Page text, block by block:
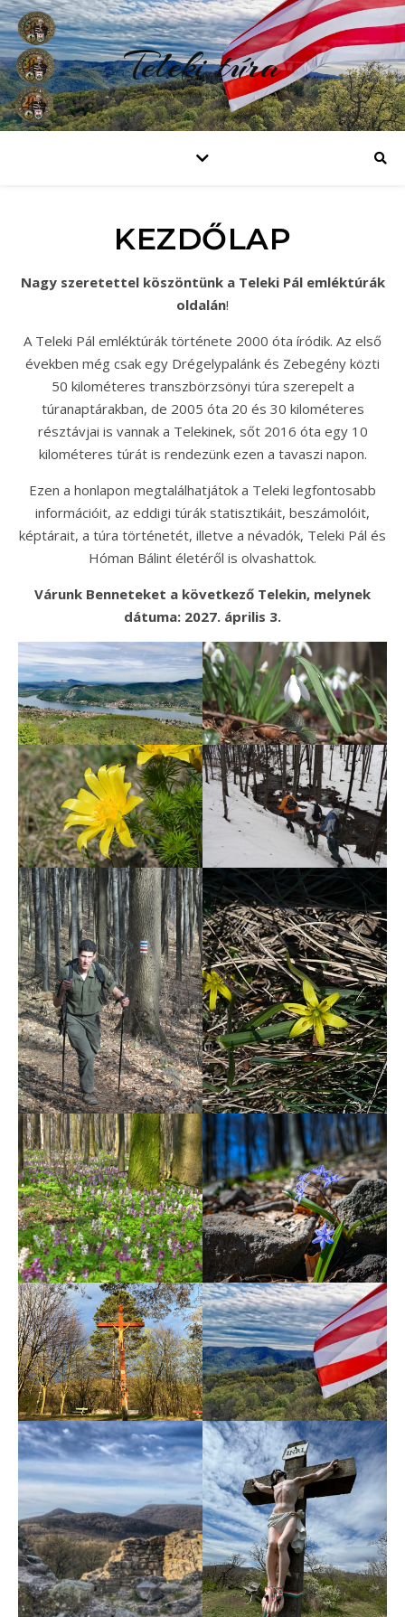
Teleki túra
KEZDŐLAP
Nagy szeretettel köszöntünk a Teleki Pál emléktúrák
oldalán!
A Teleki Pál emléktúrák története 2000 óta íródik. Az első
években még csak egy Drégelypalánk és Zebegény közti
50 kilométeres transzbörzsönyi túra szerepelt a
túranaptárakban, de 2005 óta 20 és 30 kilométeres
résztávjai is vannak a Telekinek, sőt 2016 óta egy 10
kilométeres túrát is rendezünk ezen a tavaszi napon.
Ezen a honlapon megtalálhatjátok a Teleki legfontosabb
információit, az eddigi túrák statisztikáit, beszámolóit,
képtárait, a túra történetét, illetve a névadók, Teleki Pál és
Hóman Bálint életéről is olvashattok.
Várunk Benneteket a következő Telekin, melynek
dátuma: 2027. április 3.